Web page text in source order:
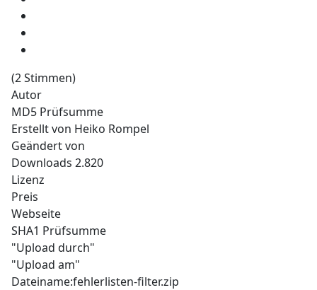
(2 Stimmen)
Autor
MD5 Prüfsumme
Erstellt von Heiko Rompel
Geändert von
Downloads 2.820
Lizenz
Preis
Webseite
SHA1 Prüfsumme
"Upload durch"
"Upload am"
Dateiname:fehlerlisten-filter.zip